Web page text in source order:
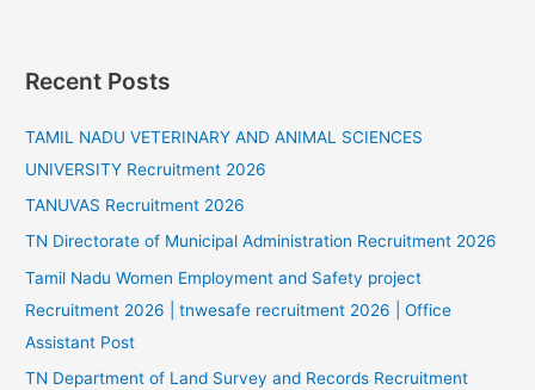
Recent Posts
TAMIL NADU VETERINARY AND ANIMAL SCIENCES
UNIVERSITY Recruitment 2026
TANUVAS Recruitment 2026
TN Directorate of Municipal Administration Recruitment 2026
Tamil Nadu Women Employment and Safety project
Recruitment 2026 | tnwesafe recruitment 2026 | Office
Assistant Post
TN Department of Land Survey and Records Recruitment